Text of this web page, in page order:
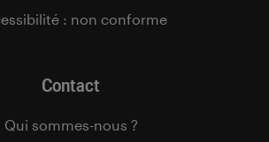
: non conforme
Contact
Qui sommes-nous ?